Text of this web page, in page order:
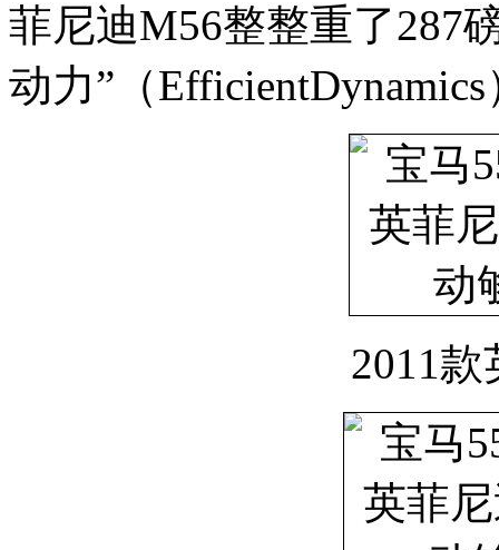
菲尼迪M56整整重了287
动力”（
2011